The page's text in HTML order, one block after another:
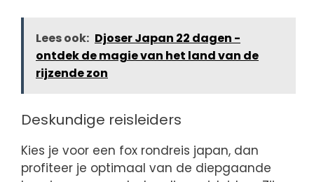
Lees ook: Djoser Japan 22 dagen -
ontdek de magie van het land van de
rijzende zon
Deskundige reisleiders
Kies je voor een fox rondreis japan, dan
profiteer je optimaal van de diepgaande